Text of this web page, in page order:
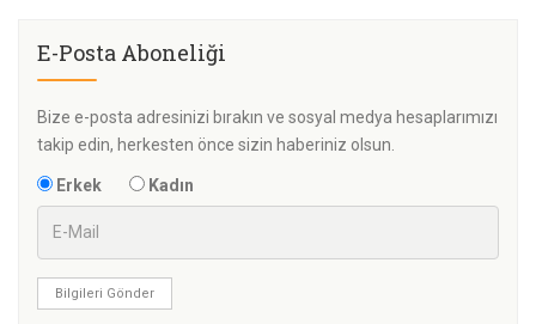
E-Posta Aboneliği
Bize e-posta adresinizi bırakın ve sosyal medya hesaplarımızı
takip edin, herkesten önce sizin haberiniz olsun.
Erkek Kadın
Bilgileri Gönder